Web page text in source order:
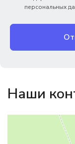
персональных
Наши
Магазин резинотехники
Резиновые и
Садовый инвентарь и